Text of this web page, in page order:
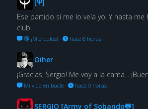
Ese partido sí me lo veía yo. Y hasta me
club.
🔞 ¡Miérculos! · hace 8 horas
Oiher
¡Gracias, Sergio! Me voy a la cama...
Mi vida en bucle· hace 9 horas
SERGIO [Army of Sobando🐸]